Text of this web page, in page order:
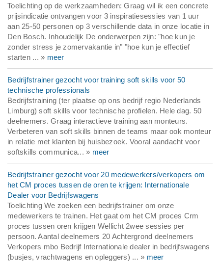
Toelichting op de werkzaamheden: Graag wil ik een concrete
prijsindicatie ontvangen voor 3 inspiratiesessies van 1 uur
aan 25-50 personen op 3 verschillende data in onze locatie in
Den Bosch. Inhoudelijk De onderwerpen zijn: "hoe kun je
zonder stress je zomervakantie in" "hoe kun je effectief
starten ... » meer
Bedrijfstrainer gezocht voor training soft skills voor 50
technische professionals
Bedrijfstraining (ter plaatse op ons bedrijf regio Nederlands
Limburg) soft skills voor technische profielen. Hele dag. 50
deelnemers. Graag interactieve training aan monteurs.
Verbeteren van soft skills binnen de teams maar ook monteur
in relatie met klanten bij huisbezoek. Vooral aandacht voor
softskills communica... » meer
Bedrijfstrainer gezocht voor 20 medewerkers/verkopers om
het CM proces tussen de oren te krijgen: Internationale
Dealer voor Bedrijfswagens
Toelichting We zoeken een bedrijfstrainer om onze
medewerkers te trainen. Het gaat om het CM proces Crm
proces tussen oren krijgen Wellicht 2wee sessies per
persoon. Aantal deelnemers 20 Achtergrond deelnemers
Verkopers mbo Bedrijf Internationale dealer in bedrijfswagens
(busjes, vrachtwagens en opleggers) ... » meer